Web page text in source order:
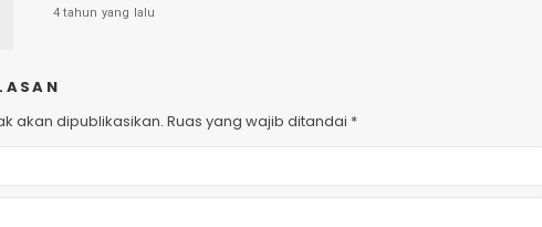
4 tahun yang lalu
akan dipublikasikan. Ruas yang wajib ditandai *